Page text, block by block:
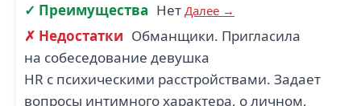
✓ Преимущества Нет Далее →
✗ Недостатки Обманщики. Пригласила
на собеседование девушка
HR с психическими расстройствами. Задает
вопросы интимного характера, о личном,